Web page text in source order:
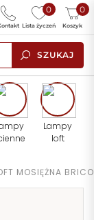
SZUKAJ
0
Lista życzeń
0
Koszyk
Lampy
loft
MOSIĘŻNA BRICO